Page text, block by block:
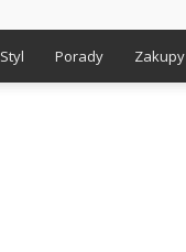
Styl Porady Zakupy